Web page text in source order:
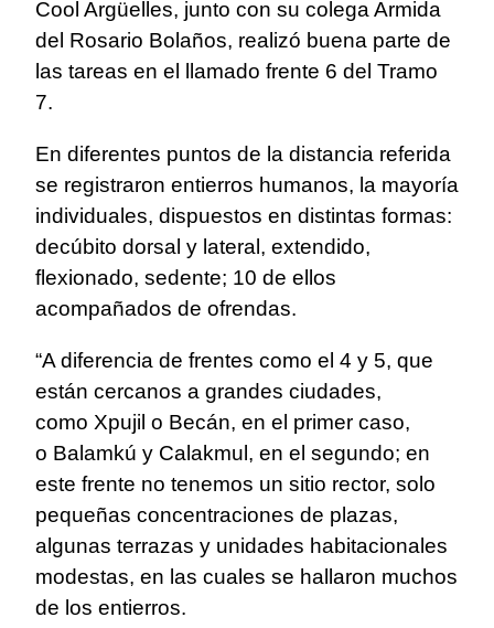
Cool Argüelles, junto con su colega Armida
del Rosario Bolaños, realizó buena parte de
las tareas en el llamado frente 6 del Tramo
7.
En diferentes puntos de la distancia referida
se registraron entierros humanos, la mayoría
individuales, dispuestos en distintas formas:
decúbito dorsal y lateral, extendido,
flexionado, sedente; 10 de ellos
acompañados de ofrendas.
“A diferencia de frentes como el 4 y 5, que
están cercanos a grandes ciudades,
como Xpujil o Becán, en el primer caso,
o Balamkú y Calakmul, en el segundo; en
este frente no tenemos un sitio rector, solo
pequeñas concentraciones de plazas,
algunas terrazas y unidades habitacionales
modestas, en las cuales se hallaron muchos
de los entierros.